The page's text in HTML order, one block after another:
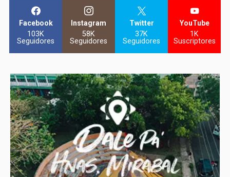
Facebook
103K
Seguidores
Instagram
58K
Seguidores
Twitter
37K
Seguidores
YouTube
1K
Suscriptores